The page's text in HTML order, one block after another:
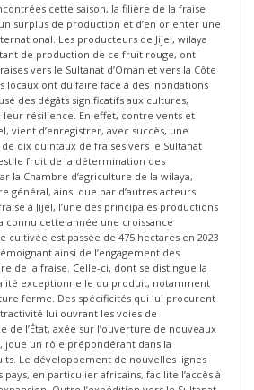
cette saison, la filière de la fraise
surplus de production et d’en orienter une
Les producteurs de Jijel, wilaya
de production de ce fruit rouge, ont
vers le Sultanat d’Oman et vers la Côte
locaux ont dû faire face à des inondations
des dégâts significatifs aux cultures,
résilience. En effet, contre vents et
vient d’enregistrer, avec succès, une
dix quintaux de fraises vers le Sultanat
le fruit de la détermination des
la Chambre d’agriculture de la wilaya,
général, ainsi que par d’autres acteurs
à Jijel, l’une des principales productions
connu cette année une croissance
cultivée est passée de 475 hectares en 2023
ainsi de l’engagement des
de la fraise. Celle-ci, dont se distingue la
exceptionnelle du produit, notamment
ferme. Des spécificités qui lui procurent
lui ouvrant les voies de
de l’État, axée sur l’ouverture de nouveaux
joue un rôle prépondérant dans la
Le développement de nouvelles lignes
en particulier africains, facilite l’accès à